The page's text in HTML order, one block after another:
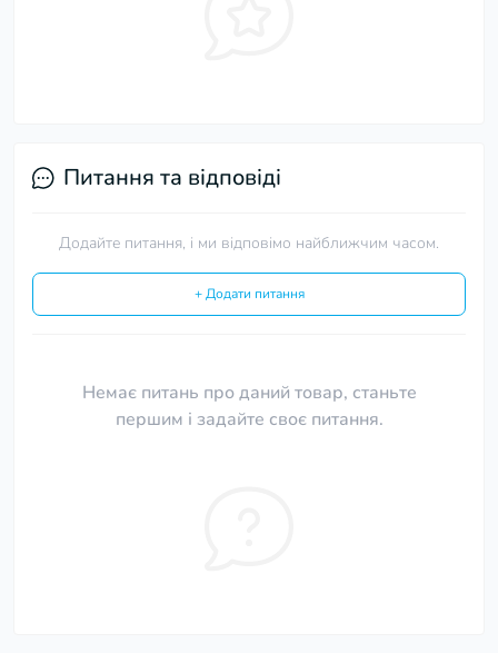
Питання та відповіді
Додайте питання, і ми відповімо найближчим часом.
+ Додати питання
Немає питань про даний товар, станьте
першим і задайте своє питання.